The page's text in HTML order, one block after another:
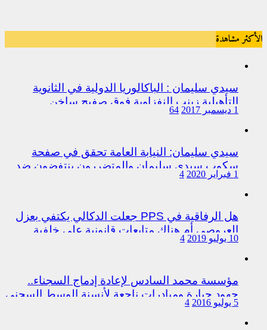
الأكثر مشاهدة
سيدي سليمان : الباكالوريا الدولية في الثانوية
التأهيلية زينب النفزاوية فوق صفيح ساخن
1 ديسمبر 2017 64
سيدي سليمان: النيابة العامة تحقق في صفحة
سكوب سيدي سليمان والمتضررون ينتفضون ضد
المتورطين من رجال الشرطة
1 فبراير 2020 4
هل الرفاقية في PPS جعلت الدكالي يكتفي بعزل
العروصي أم هناك متابعات قانونية على خلفية
اختلالات التسيير بمندوبية سيدي سليمان
10 يوليو 2019 4
مؤسسة محمد السادس لإعادة إدماج السجناء..
جهود جبارة ومبادرات ناجعة لأنسنة الوسط السجني
5 يوليو 2016 4